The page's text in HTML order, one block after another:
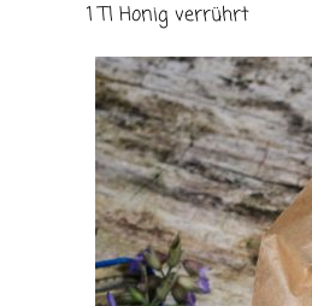
1 Tl Honig verrührt